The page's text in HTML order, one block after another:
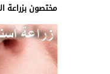
مختصون بزراعة